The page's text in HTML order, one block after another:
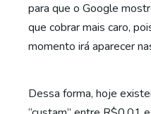
para que o Google
que cobrar mais caro,
momento irá aparecer
Dessa forma, hoje